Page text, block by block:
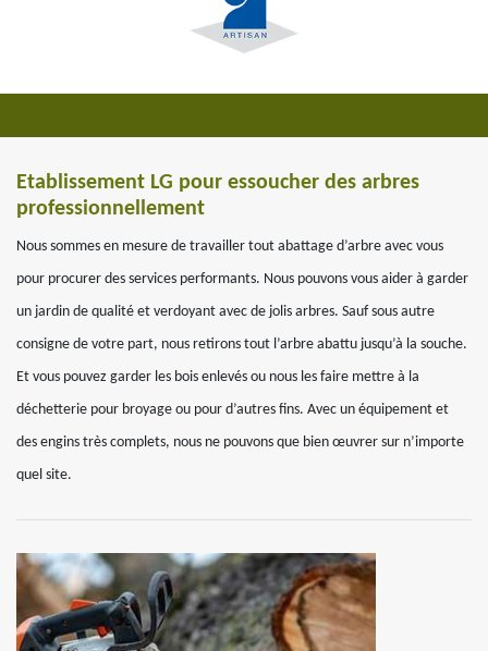
Etablissement LG pour essoucher des arbres
professionnellement
Nous sommes en mesure de travailler tout abattage d’arbre avec vous
pour procurer des services performants. Nous pouvons vous aider à garder
un jardin de qualité et verdoyant avec de jolis arbres. Sauf sous autre
consigne de votre part, nous retirons tout l’arbre abattu jusqu’à la souche.
Et vous pouvez garder les bois enlevés ou nous les faire mettre à la
déchetterie pour broyage ou pour d’autres fins. Avec un équipement et
des engins très complets, nous ne pouvons que bien œuvrer sur n’importe
quel site.